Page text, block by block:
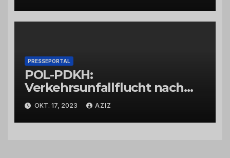
PRESSEPORTAL
POL-PDKH:
Verkehrsunfallflucht nach
Abbiegevorgang
OKT. 17, 2023 AZIZ